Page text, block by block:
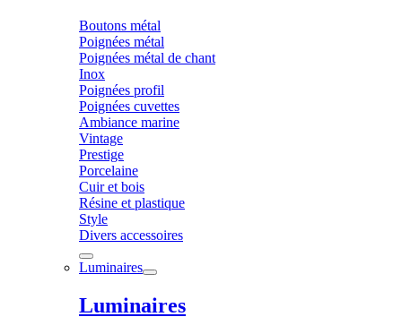
Boutons métal
Poignées métal
Poignées métal de chant
Inox
Poignées profil
Poignées cuvettes
Ambiance marine
Vintage
Prestige
Porcelaine
Cuir et bois
Résine et plastique
Style
Divers accessoires
Luminaires
Luminaires